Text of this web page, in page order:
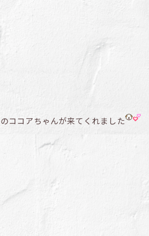
ココアちゃんが来てくれました